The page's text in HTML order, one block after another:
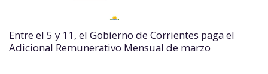
Entre el 5 y 11, el Gobierno de Corrientes paga el
Adicional Remunerativo Mensual de marzo